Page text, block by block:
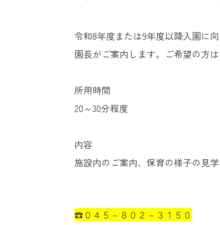
令和8年度または9年度以降入園に
園長がご案内します。ご希望の方
所用時間
20～30分程度
内容
施設内のご案内、保育の様子の見
☎０４５－８０２－３１５０